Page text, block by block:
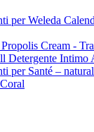
per Weleda
Cream -
Detergente Intimo
per Santé –